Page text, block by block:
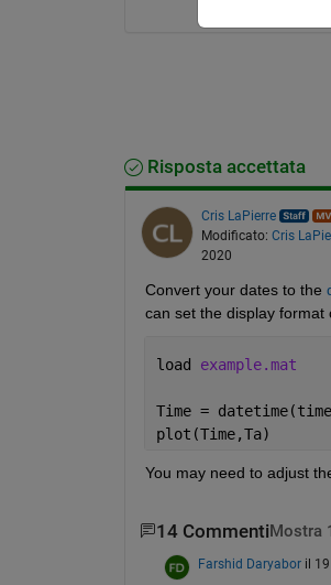
Risposta accettata
Cris LaPierre
Modificato: Cris
2020
Convert your dates to the
can set the display format
load example.mat
Time =
plot(Time,Ta)
You may need to adjust
14 Commenti Mostra
Farshid Daryabor il